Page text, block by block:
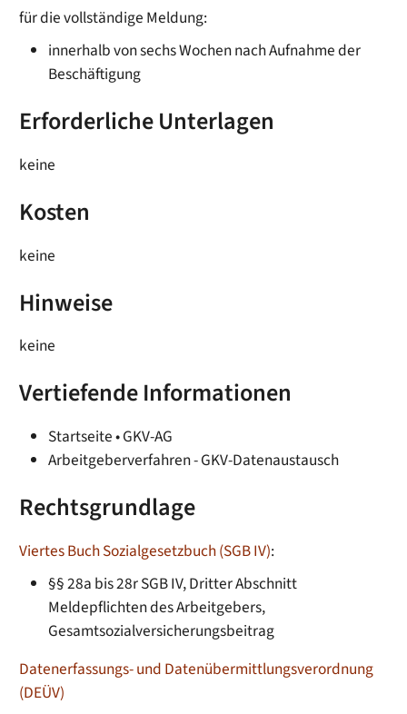
für die vollständige Meldung:
innerhalb von sechs Wochen nachAufnahme der
Beschäftigung
Erforderliche Unterlagen
keine
Kosten
keine
Hinweise
keine
Vertiefende Informationen
Startseite • GKV-AG
Arbeitgeberverfahren - GKV-Datenaustausch
Rechtsgrundlage
Viertes Buch Sozialgesetzbuch (SGB IV):
§§ 28a bis 28r SGB IV, Dritter Abschnitt
Meldepflichten des Arbeitgebers,
Gesamtsozialversicherungsbeitrag
Datenerfassungs- und Datenübermittlungsverordnung
(DEÜV)